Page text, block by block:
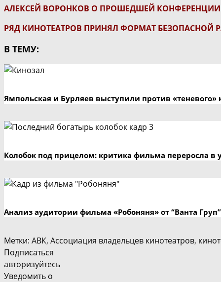
АЛЕКСЕЙ ВОРОНКОВ О ПРОШЕДШЕЙ
РЯД КИНОТЕАТРОВ ПРИНЯЛ ФОРМАТ БЕЗОПАСНОЙ
В ТЕМУ:
Ямпольская и Бурляев выступили против «теневого»
Колобок под прицелом: критика фильма переросла в
Анализ аудитории фильма «Робоняня» от “Ванта Груп”
Метки: АВК, Ассоциация владельцев кинотеатров,
Подписаться
авторизуйтесь
Уведомить о